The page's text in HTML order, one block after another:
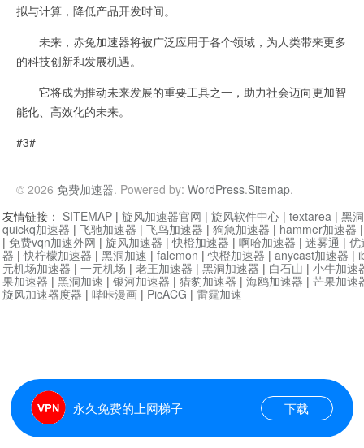
拟与计算，降低产品开发时间。
未来，赤兔加速器将被广泛应用于各个领域，为人类带来更多
的科技创新和发展机遇。
它将成为推动未来发展的重要工具之一，助力社会迈向更加智
能化、高效化的未来。
#3#
© 2026 免费加速器. Powered by: WordPress.Sitemap.
永久免费的上网梯子 下载
友情链接： SITEMAP | 旋风加速器官网 | 旋风软件中心 | textarea | 黑
quickq加速器 | 飞驰加速器 | 飞鸟加速器 | 狗急加速器 | hammer加速器
| 免费vqn加速外网 | 旋风加速器 |快橙加速器 | 啊哈加速器 | 迷雾通 | 优
器 |快柠檬加速器 | 黑洞加速 | falemon |快橙加速器 | anycast加速器 |
元机场加速器 | 一元机场 | 老王加速器 | 黑洞加速器 | 白石山 | 小牛加速
果加速器 | 黑洞加速 | 银河加速器 | 猎豹加速器 | 海鸥加速器 | 芒果加速
旋风加速器度器 | 哔咔漫画 | PicACG | 雷霆加速